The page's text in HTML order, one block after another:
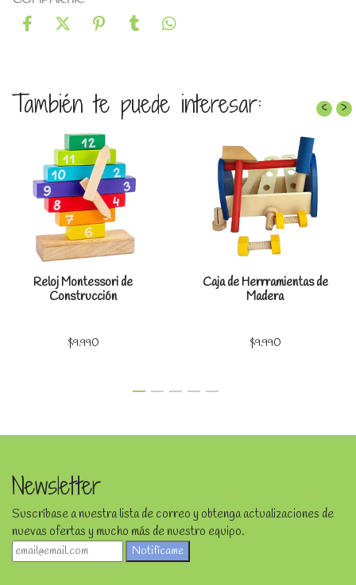
También te puede interesar:
Reloj Montessori de
Construcción
$9.990
Caja de Herrramientas de
Madera
$9.990
‹ ›
Newsletter
Suscríbase a nuestra lista de correo y obtenga actualizaciones de
nuevas ofertas y mucho más de nuestro equipo.
Notifícame